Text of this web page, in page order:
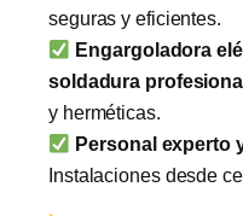
seguras y eficientes.
Engargoladora
soldadura
y herméticas.
Personal experto
Instalaciones desde